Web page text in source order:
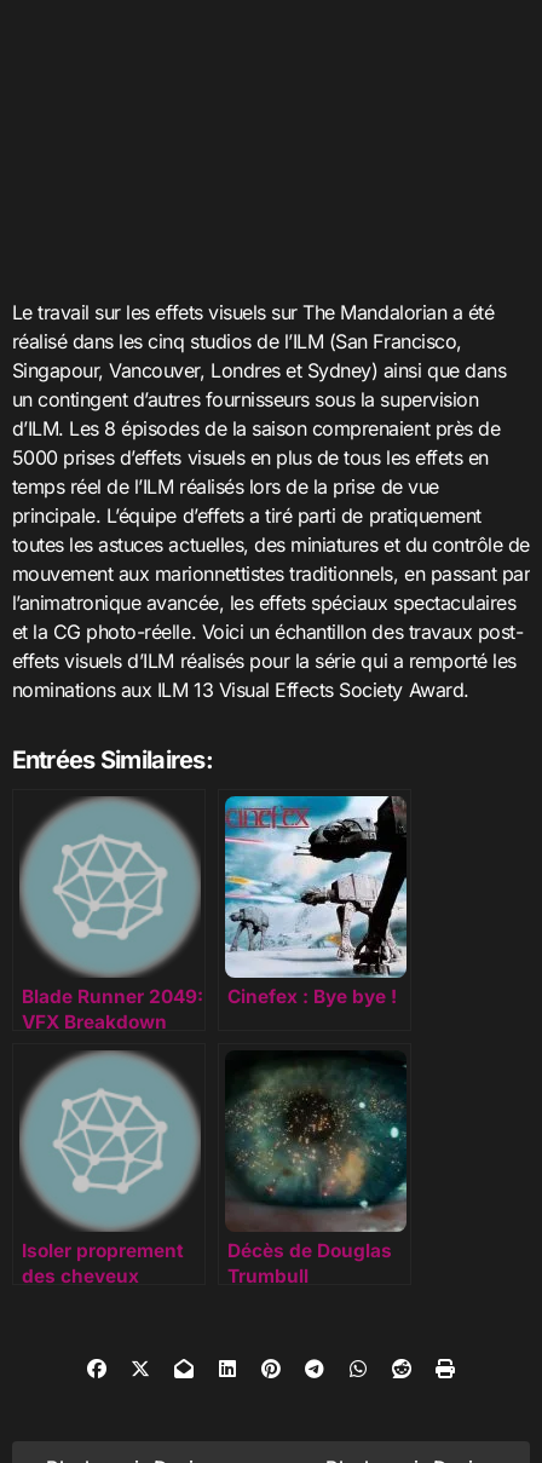
Le travail sur les effets visuels sur The Mandalorian a été
réalisé dans les cinq studios de l’ILM (San Francisco,
Singapour, Vancouver, Londres et Sydney) ainsi que dans
un contingent d’autres fournisseurs sous la supervision
d’ILM. Les 8 épisodes de la saison comprenaient près de
5000 prises d’effets visuels en plus de tous les effets en
temps réel de l’ILM réalisés lors de la prise de vue
principale. L’équipe d’effets a tiré parti de pratiquement
toutes les astuces actuelles, des miniatures et du contrôle de
mouvement aux marionnettistes traditionnels, en passant par
l’animatronique avancée, les effets spéciaux spectaculaires
et la CG photo-réelle. Voici un échantillon des travaux post-
effets visuels d’ILM réalisés pour la série qui a remporté les
nominations aux ILM 13 Visual Effects Society Award.
Entrées Similaires:
Blade Runner 2049:
VFX Breakdown
Cinefex : Bye bye !
Isoler proprement
des cheveux
Décès de Douglas
Trumbull